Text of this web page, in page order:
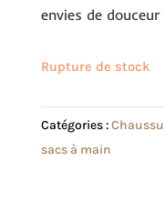
envies de
Rupture de stock
Catégories :
sacs à main